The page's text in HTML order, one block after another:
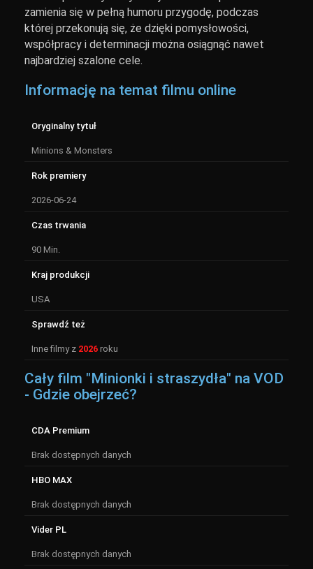
zamienia się w pełną humoru przygodę, podczas
której przekonują się, że dzięki pomysłowości,
współpracy i determinacji można osiągnąć nawet
najbardziej szalone cele.
Informację na temat filmu online
Oryginalny tytuł
Minions & Monsters
Rok premiery
2026-06-24
Czas trwania
90 Min.
Kraj produkcji
USA
Sprawdź też
Inne filmy z 2026 roku
Cały film "Minionki i straszydła" na VOD
- Gdzie obejrzeć?
CDA Premium
Brak dostępnych danych
HBO MAX
Brak dostępnych danych
Vider PL
Brak dostępnych danych